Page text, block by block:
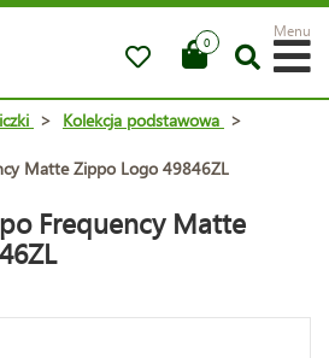
0
Menu
> Kolekcja podstawowa >
Matte Zippo Logo 49846ZL
Frequency Matte